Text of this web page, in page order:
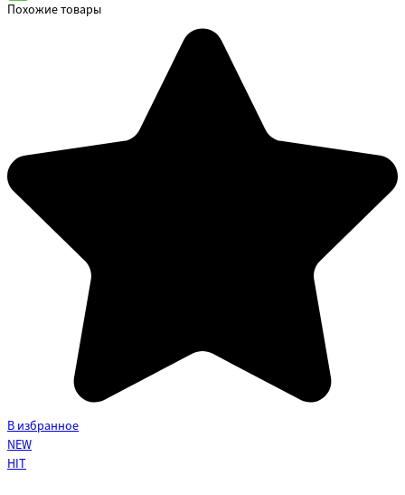
Похожие товары
В избранное
NEW
HIT